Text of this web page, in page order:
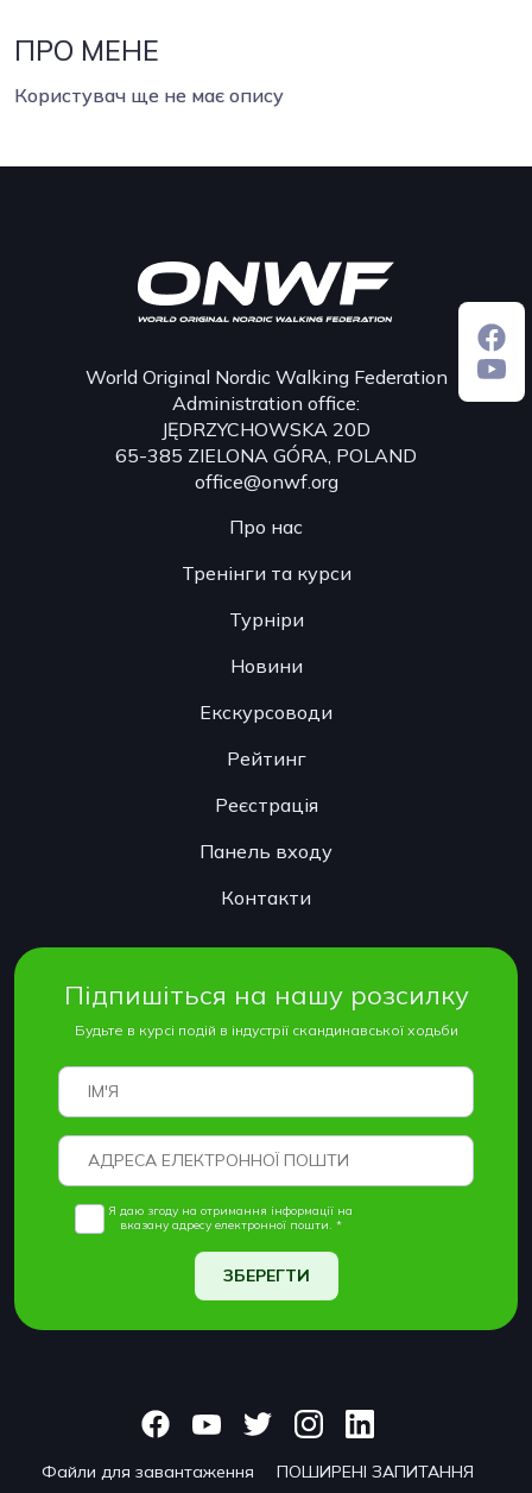
ПРО МЕНЕ
Користувач ще не має опису
World Original Nordic Walking Federation
Administration office:
JĘDRZYCHOWSKA 20D
65-385 ZIELONA GÓRA, POLAND
office@onwf.org
Про нас
Тренінги та курси
Турніри
Новини
Екскурсоводи
Рейтинг
Реєстрація
Панель входу
Контакти
Підпишіться на нашу розсилку
Будьте в курсі подій в індустрії скандинавської ходьби
Я даю згоду на отримання інформації на
вказану адресу електронної пошти. *
ЗБЕРЕГТИ
Файли для завантаження
ПОШИРЕНІ ЗАПИТАННЯ